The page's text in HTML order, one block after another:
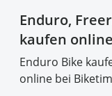
Enduro,
kaufen
Enduro Bike
online bei